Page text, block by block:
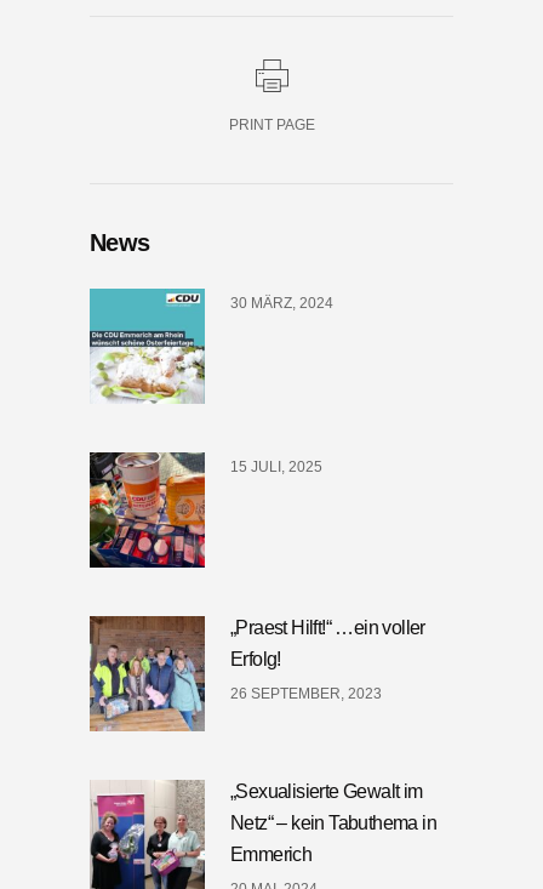
PRINT PAGE
News
30 MÄRZ, 2024
15 JULI, 2025
„Praest Hilft!“ …ein voller
Erfolg!
26 SEPTEMBER, 2023
„Sexualisierte Gewalt im
Netz“ – kein Tabuthema in
Emmerich